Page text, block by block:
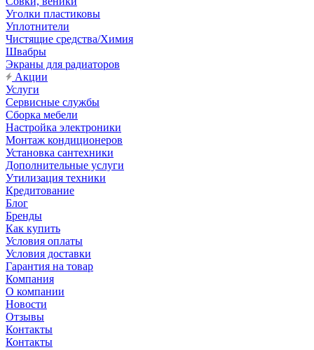
Уголки пластиковы
Уплотнители
Чистящие средства/Химия
Швабры
Экраны для радиаторов
Акции
Услуги
Сервисные службы
Сборка мебели
Настройка электроники
Монтаж кондиционеров
Установка сантехники
Дополнительные услуги
Утилизация техники
Кредитование
Блог
Бренды
Как купить
Условия оплаты
Условия доставки
Гарантия на товар
Компания
О компании
Новости
Отзывы
Контакты
Контакты